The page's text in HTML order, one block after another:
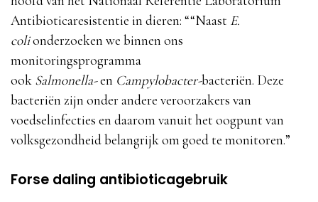
Antibioticaresistentie in dieren: ““Naast E.
colionderzoeken we binnen ons
monitoringsprogramma
ook Salmonella-en Campylobacter-bacteriën. Deze
bacteriën zijn onder andere veroorzakers van
voedselinfecties en daarom vanuit het oogpunt van
volksgezondheid belangrijk om goed te monitoren.”
Forse daling antibioticagebruik